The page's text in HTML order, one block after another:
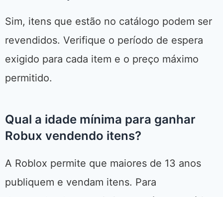
Sim, itens que estão no catálogo podem ser
revendidos. Verifique o período de espera
exigido para cada item e o preço máximo
permitido.
Qual a idade mínima para ganhar
Robux vendendo itens?
A Roblox permite que maiores de 13 anos
publiquem e vendam itens. Para